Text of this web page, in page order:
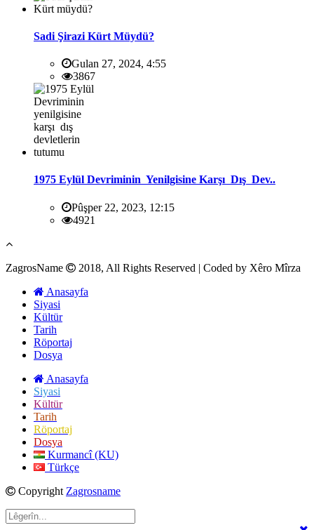
Sadi Şirazi Kürt Müydü?
Gulan 27, 2024, 4:55
3867
1975 Eylül Devriminin Yenilgisine Karşı Dış Dev..
Pûşper 22, 2023, 12:15
4921
ZagrosName
2018, All Rights Reserved | Coded by Xêro Mîrza
Anasayfa
Siyasi
Kültür
Tarih
Röportaj
Dosya
Anasayfa
Siyasi
Kültür
Tarih
Röportaj
Dosya
Kurmancî (KU)
Türkçe
Copyright Zagrosname